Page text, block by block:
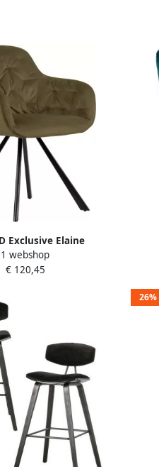
Exclusive Elaine
Velvet Army 80 5x59
1 webshop
€ 120,45
26%